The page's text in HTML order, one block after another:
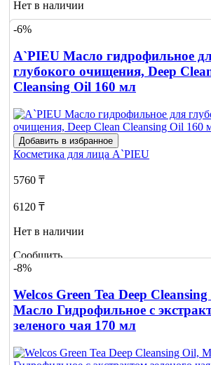
Нет в наличии
Сообщить
-6%
A`PIEU Масло гидрофильное
глубокого очищения, Deep
Cleansing Oil 160 мл
Добавить в избранное
Косметика для лица A`PIEU
5760 ₸
6120 ₸
Нет в наличии
Сообщить
о наличии
-8%
Welcos Green Tea Deep
Масло Гидрофильное с
зеленого чая 170 мл